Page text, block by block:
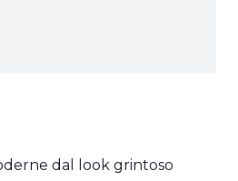
dal look grintoso